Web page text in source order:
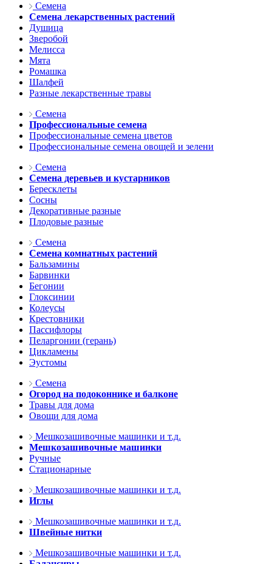
Семена
Семена лекарственных растений
Душица
Зверобой
Мелисса
Мята
Ромашка
Шалфей
Разные лекарственные травы
Семена
Профессиональные семена
Профессиональные семена цветов
Профессиональные семена овощей и зелени
Семена
Семена деревьев и кустарников
Бересклеты
Сосны
Декоративные разные
Плодовые разные
Семена
Семена комнатных растений
Бальзамины
Барвинки
Бегонии
Глоксинии
Колеусы
Крестовники
Пассифлоры
Пеларгонии (герань)
Цикламены
Эустомы
Семена
Огород на подоконнике и балконе
Травы для дома
Овощи для дома
Мешкозашивочные машинки и т.д.
Мешкозашивочные машинки
Ручные
Стационарные
Мешкозашивочные машинки и т.д.
Иглы
Мешкозашивочные машинки и т.д.
Швейные нитки
Мешкозашивочные машинки и т.д.